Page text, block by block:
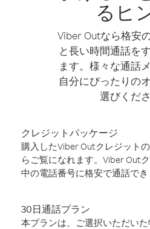
るヒ
Viber Outなら格安
と長い時間通話を
ます。様々な通話
自分にぴったりの
選びくださ
クレジットパッケージ
購入したViber Outクレジット
らご覧になれます。Viber Out
中の電話番号に格安で通話でき
30日通話プラン
本プランは、ご選択いただい